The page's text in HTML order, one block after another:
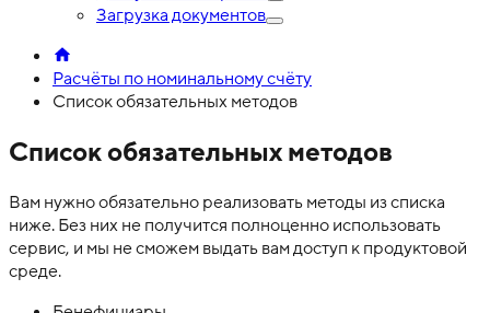
Загрузка документов
Расчёты по номинальному счёту
Список обязательных методов
Список обязательных методов
Вам нужно обязательно реализовать методы из списка
ниже. Без них не получится полноценно использовать
сервис, и мы не сможем выдать вам доступ к продуктовой
среде.